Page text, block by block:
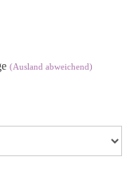
(Ausland abweichend)